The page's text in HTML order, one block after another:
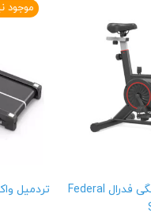
دوچرخه اسپینینگ خانگی فدرال Federal
موجود